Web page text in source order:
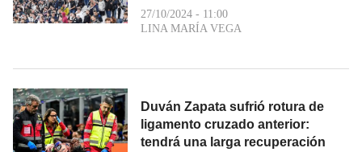
27/10/2024 - 11:00
LINA MARÍA VEGA
Duván Zapata sufrió rotura de
ligamento cruzado anterior:
tendrá una larga recuperación